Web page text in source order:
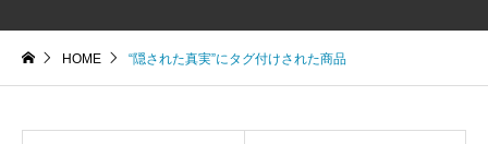
HOME “隠された真実”にタグ付けされた商品